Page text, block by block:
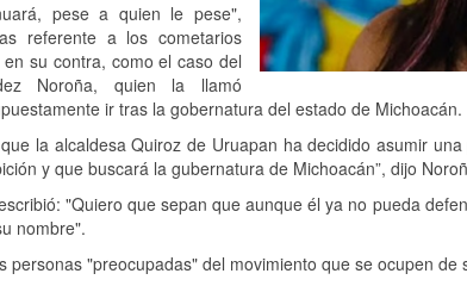
pese a quien le pese",
referente a los cometarios
su contra, como el caso del
Noroña, quien la llamó
ir tras la gobernatura del estado de Michoacán.
la alcaldesa Quiroz de Uruapan ha decidido asumir
y que buscará la gubernatura de Michoacán”, dijo
"Quiero que sepan que aunque él ya no pueda
nombre".
personas "preocupadas" del movimiento que se ocupen